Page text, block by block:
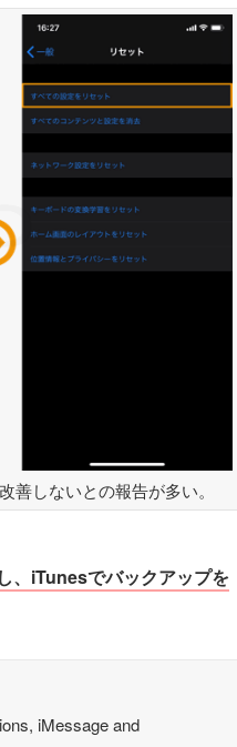
しないとの報告が多い。
、iTunesでバックアップを
iMessage and